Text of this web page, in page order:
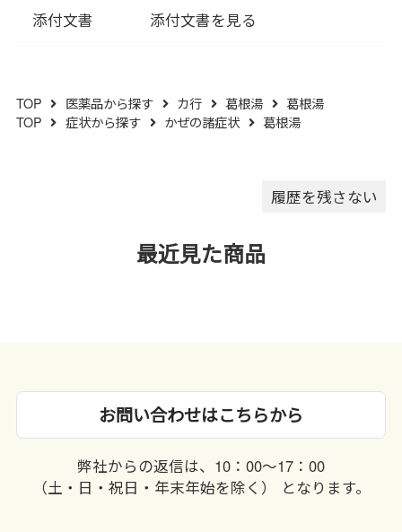
酸･メタクリル酸メチル共重合
体､酸化チタン､カルナウバロウ
ください｡(誤用の原因になった
(５)水分が錠剤につきますと､変
色または色むらを生じることが
添付文書 添付文書を見る
TOP 医薬品から探す カ行 葛根湯
葛根湯
TOP
症状から探す かぜの諸症状 葛根湯
履歴を残さない
最近見た商品
お問い合わせはこちらから
弊社からの返信は、10：00〜17：00
（土・日・祝日・年末年始を除く） となります。